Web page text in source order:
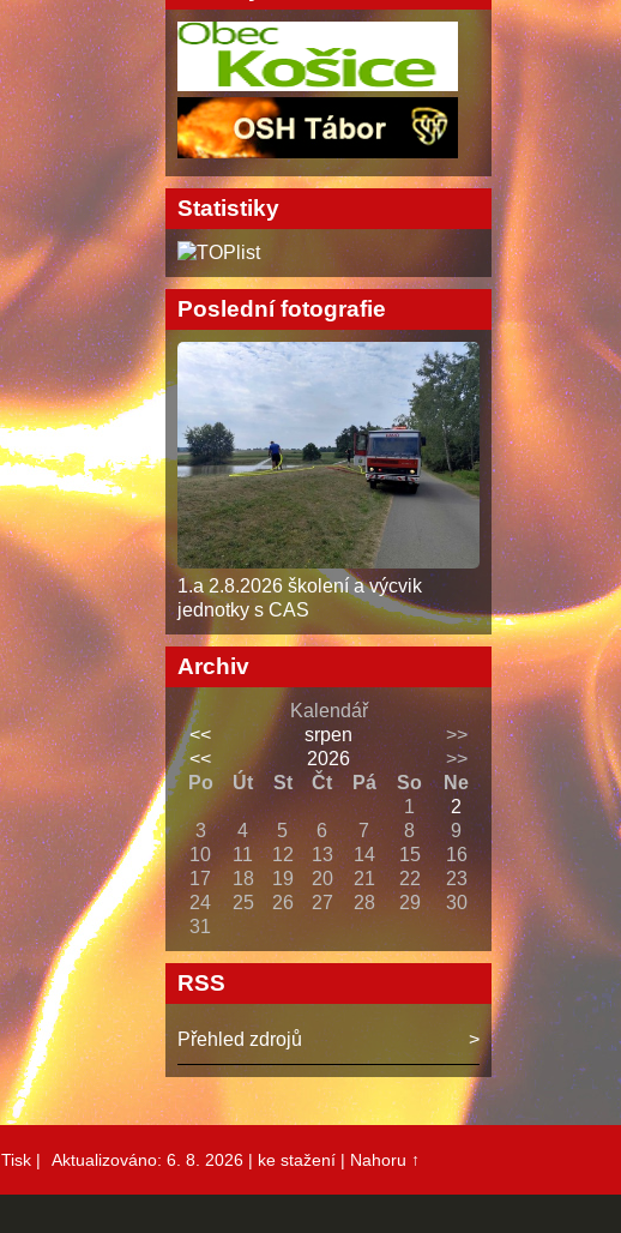
Statistiky
Poslední fotografie
1.a 2.8.2026 školení a výcvik
jednotky s CAS
Archiv
Kalendář
<<
srpen
>>
<<
2026
>>
Po
Út St Čt Pá So
Ne
1
2
3
4 5 6 7 8
9
10
11 12 13 14 15
16
17
18 19 20 21 22
23
24
25 26 27 28 29
30
31
RSS
Přehled zdrojů
Tisk | Aktualizováno: 6. 8. 2026 | ke stažení | Nahoru ↑